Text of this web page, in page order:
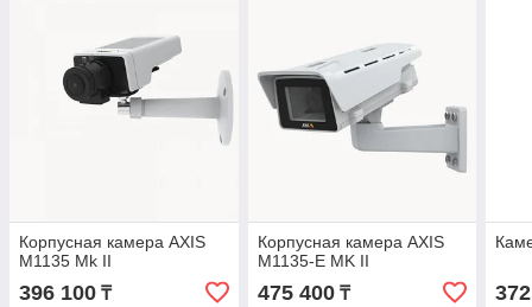
Корпусная камера AXIS
M1135 Mk II
396 100 ₸
Корпусная камера AXIS
M1135-E MK II
475 400₸